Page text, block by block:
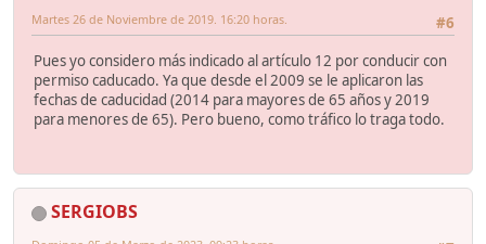
#6
Martes 26 de Noviembre de 2019. 16:20 horas.
Pues yo considero más indicado al artículo 12 por conducir con
permiso caducado. Ya que desde el 2009 se le aplicaron las
fechas de caducidad (2014 para mayores de 65 años y 2019
para menores de 65). Pero bueno, como tráfico lo traga todo.
SERGIOBS